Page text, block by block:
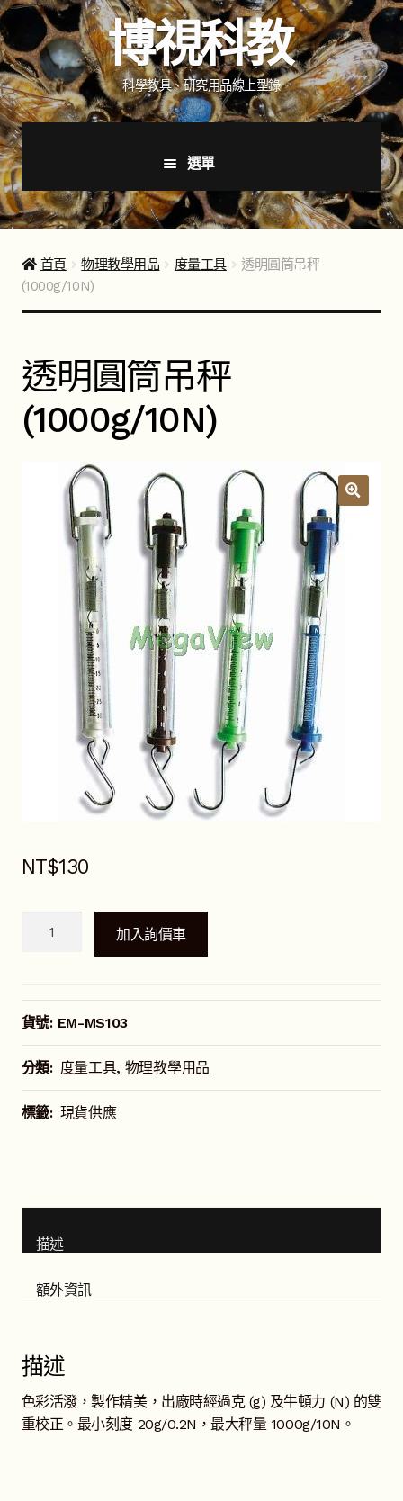
跳
導
覽
列
跳
主
要
內
容
博視科教
科學教具、研究用品線上型錄
選單
首頁
新品上市
聯絡我們
昆蟲產品Q&A
展
開
YouTube頻道
活動錦集
詢價車
首頁 物理教學用品 度量工具
透明圓筒吊秤
(1000g/10N)
透明圓筒吊秤
(1000g/10N)
NT$130
吊
秤
(1000g/10N)
數
量
加入詢價車
貨號: EM-MS103
分類: 度量工具, 物理教學用品
標籤: 現貨供應
描述
額外資訊
描述
色彩活潑，製作精美，出廠時經過克 (g) 及牛頓力 (N) 的雙
重校正。最小刻度 20g/0.2N，最大秤量 1000g/10N。